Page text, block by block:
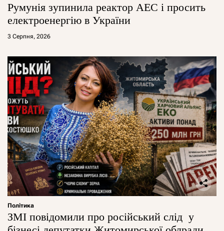
Румунія зупинила реактор АЕС і просить
електроенергію в України
3 Серпня, 2026
Політика
ЗМІ повідомили про російський слід у